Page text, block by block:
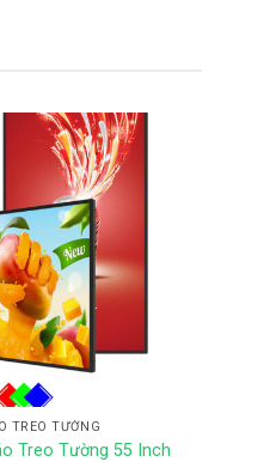
TREO TƯỜNG
Treo Tường 55 Inch